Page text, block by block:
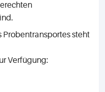
Probentransportes steht
Verfügung: